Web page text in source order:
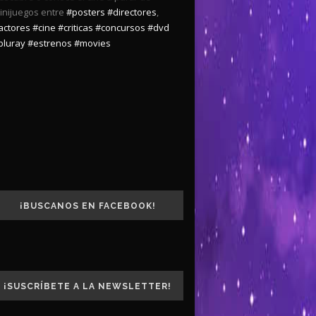
entre #posters #directores,
#cine #criticas #concursos #dvd
#estrenos #movies
¡BUSCANOS EN FACEBOOK!
¡SUSCRÍBETE A LA NEWSLETTER!